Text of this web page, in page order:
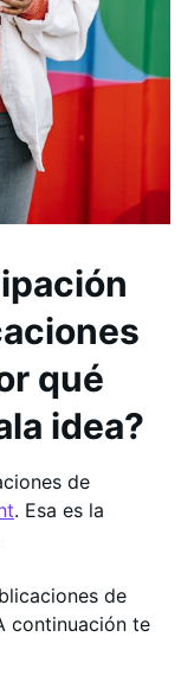
qué
idea?
de
. Esa es la
de
continuación te